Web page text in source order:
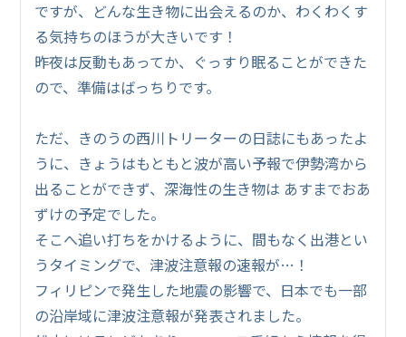
ですが、どんな生き物に出会えるのか、わくわくす
る気持ちのほうが大きいです！
昨夜は反動もあってか、ぐっすり眠ることができた
ので、準備はばっちりです。
ただ、きのうの西川トリーターの日誌にもあったよ
うに、きょうはもともと波が高い予報で伊勢湾から
出ることができず、深海性の生き物は あすまでおあ
ずけの予定でした。
そこへ追い打ちをかけるように、間もなく出港とい
うタイミングで、津波注意報の速報が…！
フィリピンで発生した地震の影響で、日本でも一部
の沿岸域に津波注意報が発表されました。